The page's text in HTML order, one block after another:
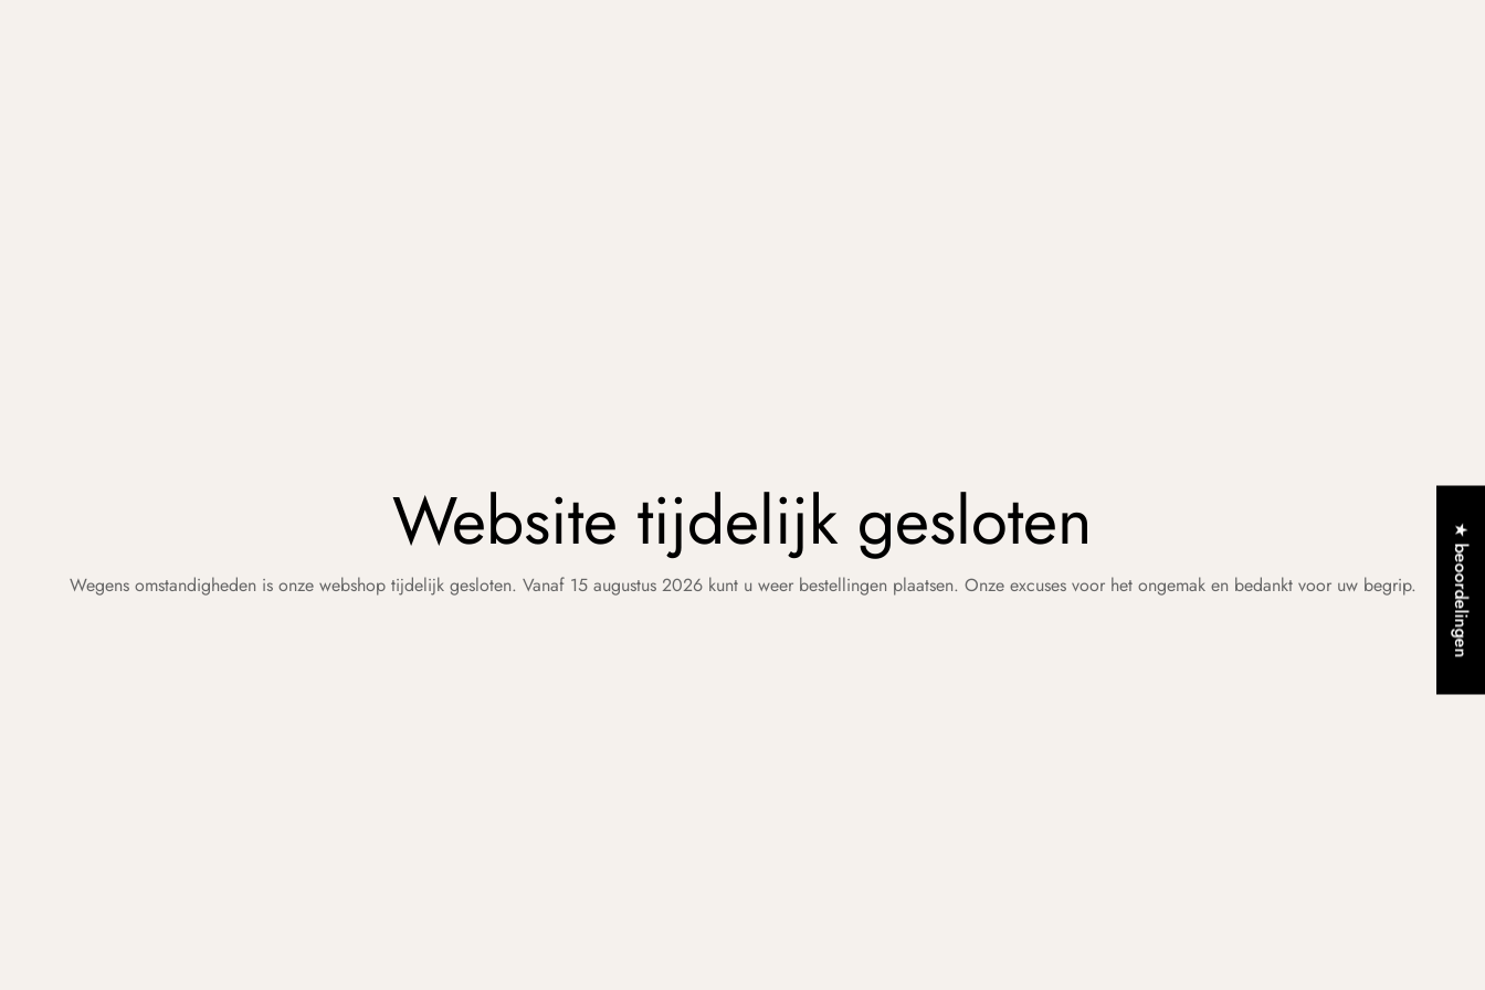
Website tijdelijk gesloten
Wegens omstandigheden is onze webshop tijdelijk gesloten. Vanaf 15 augustus 2026 kunt u weer bestellingen plaatsen. Onze excuses voor het ongemak en bedankt voor uw begrip. ★ beoordelingen